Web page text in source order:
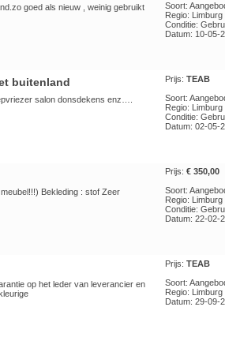
goed als nieuw , weinig gebruikt
Soort:
Regio: Limburg
Conditie:
Datum: 10-05-
buitenland
salon donsdekens enz….
Prijs: TEAB
Soort:
Regio: Limburg
Conditie:
Datum: 02-05-
Bekleding : stof Zeer
Prijs: € 350,00
Soort:
Regio: Limburg
Conditie:
Datum: 22-02-
op het leder van leverancier en
Prijs: TEAB
Soort:
Regio: Limburg
Datum: 29-09-